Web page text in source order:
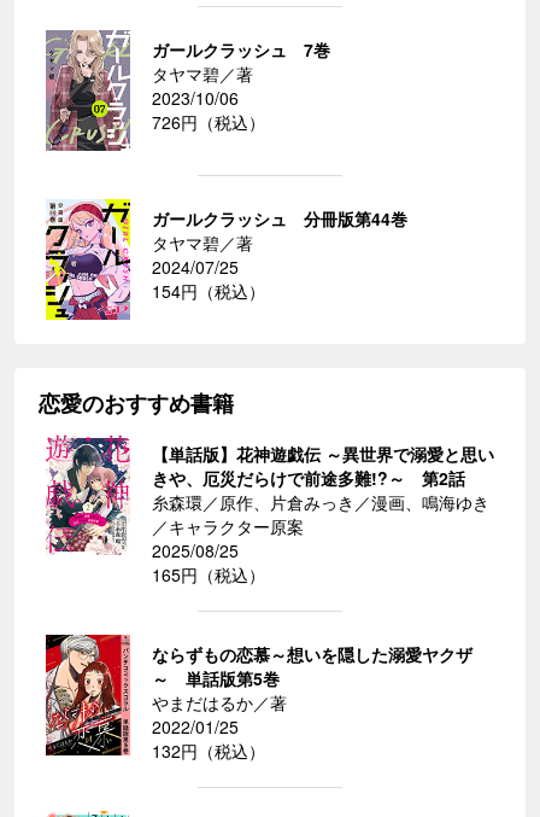
ガールクラッシュ 7巻
タヤマ碧／著
2023/10/06
726円（税込）
ガールクラッシュ 分冊版第44巻
タヤマ碧／著
2024/07/25
154円（税込）
恋愛のおすすめ書籍
【単話版】花神遊戯伝 ～異世界で溺愛と思い
きや、厄災だらけで前途多難!?～ 第2話
糸森環／原作、片倉みっき／漫画、鳴海ゆき
／キャラクター原案
2025/08/25
165円（税込）
ならずもの恋慕～想いを隠した溺愛ヤクザ
～ 単話版第5巻
やまだはるか／著
2022/01/25
132円（税込）